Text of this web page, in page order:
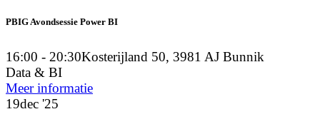
PBIG Avondsessie Power BI
16:00 - 20:30Kosterijland 50, 3981 AJ Bunnik
Data & BI
Meer informatie
19dec '25